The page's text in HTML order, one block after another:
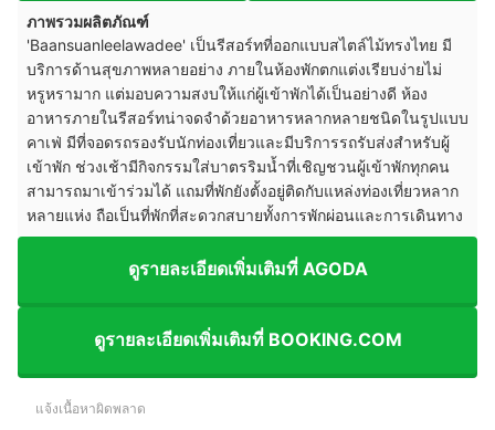
ภาพรวมผลิตภัณฑ์
'Baansuanleelawadee' เป็นรีสอร์ทที่ออกแบบสไตล์ไม้ทรงไทย มี
บริการด้านสุขภาพหลายอย่าง ภายในห้องพักตกแต่งเรียบง่ายไม่
หรูหรามาก แต่มอบความสงบให้แก่ผู้เข้าพักได้เป็นอย่างดี ห้อง
อาหารภายในรีสอร์ทน่าจดจำด้วยอาหารหลากหลายชนิดในรูปแบบ
คาเฟ่ มีที่จอดรถรองรับนักท่องเที่ยวและมีบริการรถรับส่งสำหรับผู้
เข้าพัก ช่วงเช้ามีกิจกรรมใส่บาตรริมน้ำที่เชิญชวนผู้เข้าพักทุกคน
สามารถมาเข้าร่วมได้ แถมที่พักยังตั้งอยู่ติดกับแหล่งท่องเที่ยวหลาก
หลายแห่ง ถือเป็นที่พักที่สะดวกสบายทั้งการพักผ่อนและการเดินทาง
ดูรายละเอียดเพิ่มเติมที่ AGODA
ดูรายละเอียดเพิ่มเติมที่ BOOKING.COM
แจ้งเนื้อหาผิดพลาด